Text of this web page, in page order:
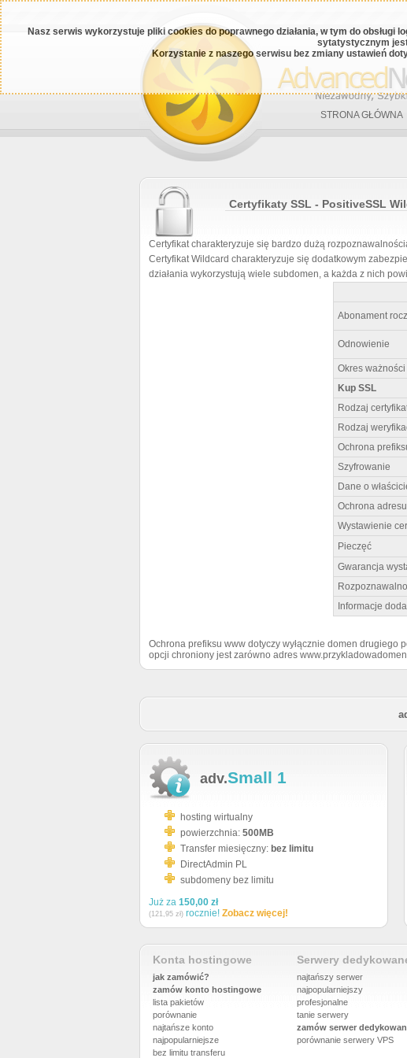
Nasz serwis wykorzystuje pliki cookies do poprawnego działania, w tym do
sytatystycznym
Korzystanie z naszego serwisu bez zmiany ustawień
STRONA GŁÓWNA
Certyfikaty SSL - PositiveSSL
Certyfikat charakteryzuje się bardzo dużą
Certyfikat Wildcard charakteryzuje się dodatkowym
działania wykorzystują wiele subdomen, a każda z nich
Abonament
Odnowienie
Okres ważności
Kup SSL
Rodzaj
Rodzaj
Ochrona
Szyfrowanie
Dane o
Ochrona adresu
Wystawienie
Pieczęć
Gwarancja
Informacje
Ochrona prefiksu www dotyczy wyłącznie domen drugiego
opcji chroniony jest zarówno adres
adv.Small 1
hosting wirtualny
powierzchnia: 500MB
Transfer miesięczny: bez limitu
DirectAdmin PL
subdomeny bez limitu
Już za 150,00 zł
(121,95 zł) rocznie! Zobacz więcej!
Konta hostingowe
jak zamówić?
zamów konto hostingowe
lista pakietów
porównanie
najtańsze konto
najpopularniejsze
bez limitu transferu
Serwery
najtańszy serwer
najpopularniejszy
profesjonalne
tanie serwery
zamów serwer
porównanie serwery VPS